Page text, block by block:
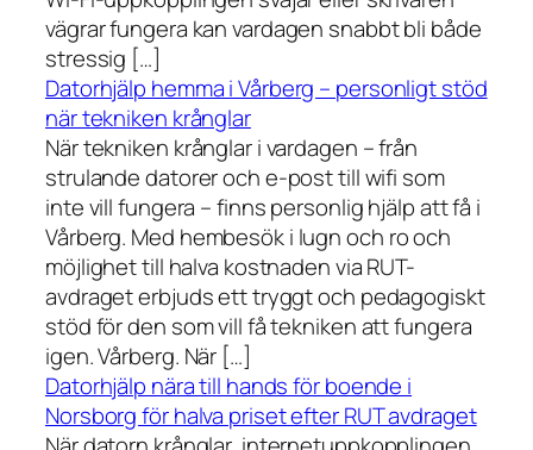
vägrar fungera kan vardagen snabbt bli både
stressig […]
Datorhjälp hemma i Vårberg – personligt stöd
när tekniken krånglar
När tekniken krånglar i vardagen – från
strulande datorer och e-post till wifi som
inte vill fungera – finns personlig hjälp att få i
Vårberg. Med hembesök i lugn och ro och
möjlighet till halva kostnaden via RUT-
avdraget erbjuds ett tryggt och pedagogiskt
stöd för den som vill få tekniken att fungera
igen. Vårberg. När […]
Datorhjälp nära till hands för boende i
Norsborg för halva priset efter RUT avdraget